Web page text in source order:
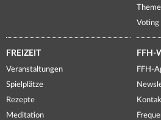
Voting
FREIZEIT
Veranstaltungen
Spielplätze
Rezepte
Meditation
FFH-
FFH-